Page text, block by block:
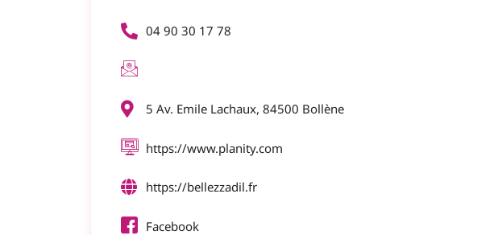
04 90 30 17 78
5 Av. Emile Lachaux, 84500 Bollène
https://www.planity.com
https://bellezzadil.fr
Facebook